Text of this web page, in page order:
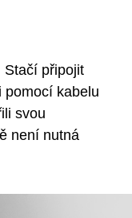
Stačí připojit
pomocí kabelu
svou
není nutná